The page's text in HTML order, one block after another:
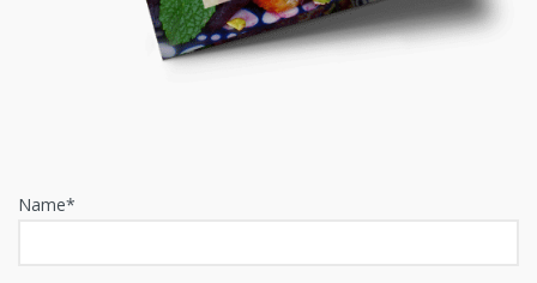
Name*